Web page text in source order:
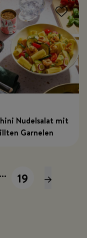
Nudelsalat mit
Garnelen
... 19